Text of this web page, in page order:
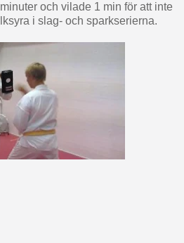
och vilade 1 min för att inte
i slag- och sparkserierna.